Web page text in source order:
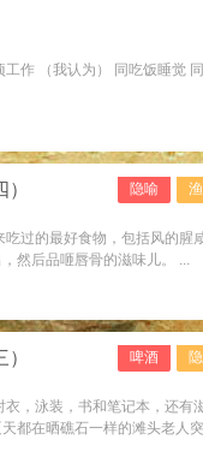
作 （我认为） 同吃饭睡觉
隐喻
过的最好食物，包括风的腥
然后品咂唇骨的滋味儿。 ...
啤酒
，泳装，书和笔记本，还有
都在晒礁石一样的滩头老人